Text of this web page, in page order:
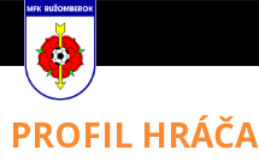
PROFIL HRÁČA